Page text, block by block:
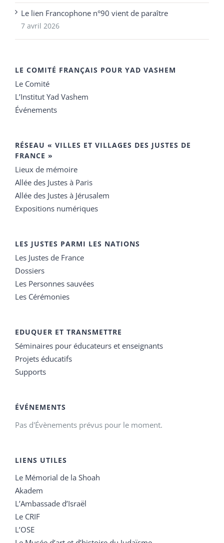
Le lien Francophone n°90 vient de paraître
7 avril 2026
LE COMITÉ FRANÇAIS POUR YAD VASHEM
Le Comité
L’Institut Yad Vashem
Événements
RÉSEAU « VILLES ET VILLAGES DES JUSTES DE
FRANCE »
Lieux de mémoire
Allée des Justes à Paris
Allée des Justes à Jérusalem
Expositions numériques
LES JUSTES PARMI LES NATIONS
Les Justes de France
Dossiers
Les Personnes sauvées
Les Cérémonies
EDUQUER ET TRANSMETTRE
Séminaires pour éducateurs et enseignants
Projets éducatifs
Supports
ÉVÉNEMENTS
Pas d'Évènements prévus pour le moment.
LIENS UTILES
Le Mémorial de la Shoah
Akadem
L’Ambassade d’Israël
Le CRIF
L’OSE